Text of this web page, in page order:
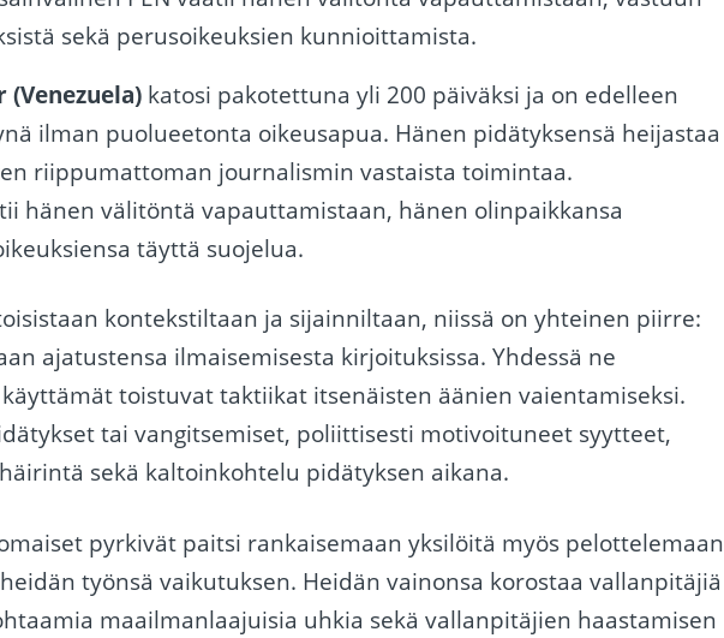
sekä perusoikeuksien kunnioittamista.
(Venezuela) katosi pakotettuna yli 200 päiväksi ja on edelleen
ilman puolueetonta oikeusapua. Hänen pidätyksensä heijastaa
riippumattoman journalismin vastaista toimintaa.
hänen välitöntä vapauttamistaan, hänen olinpaikkansa
täyttä suojelua.
​​kontekstiltaan ja sijainniltaan, niissä on yhteinen piirre:
​​ajatustensa ilmaisemisesta kirjoituksissa. Yhdessä ne
toistuvat taktiikat itsenäisten äänien vaientamiseksi.
tai vangitsemiset, poliittisesti motivoituneet syytteet,
sekä kaltoinkohtelu pidätyksen aikana.
pyrkivät paitsi rankaisemaan yksilöitä myös pelottelemaan
työnsä vaikutuksen. Heidän vainonsa korostaa vallanpitäjiä
maailmanlaajuisia uhkia sekä vallanpitäjien haastamisen